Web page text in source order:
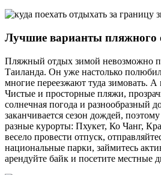
Лучшие варианты пляжного
Пляжный отдых зимой невозможно
Таиланда. Он уже настолько
многие переезжают туда зимовать.
Чистые и просторные пляжи,
солнечная погода и разнообразный
заканчивается сезон дождей,
разные курорты: Пхукет, Ко Чанг,
весело провести отпуск,
национальные парки, займитесь
арендуйте байк и посетите местные